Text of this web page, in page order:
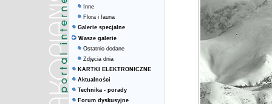
Inne
Flora i fauna
Galerie specjalne
Wasze galerie
Ostatnio dodane
Zdjęcia dnia
KARTKI ELEKTRONICZNE
Aktualności
Technika - porady
Forum dyskusyjne